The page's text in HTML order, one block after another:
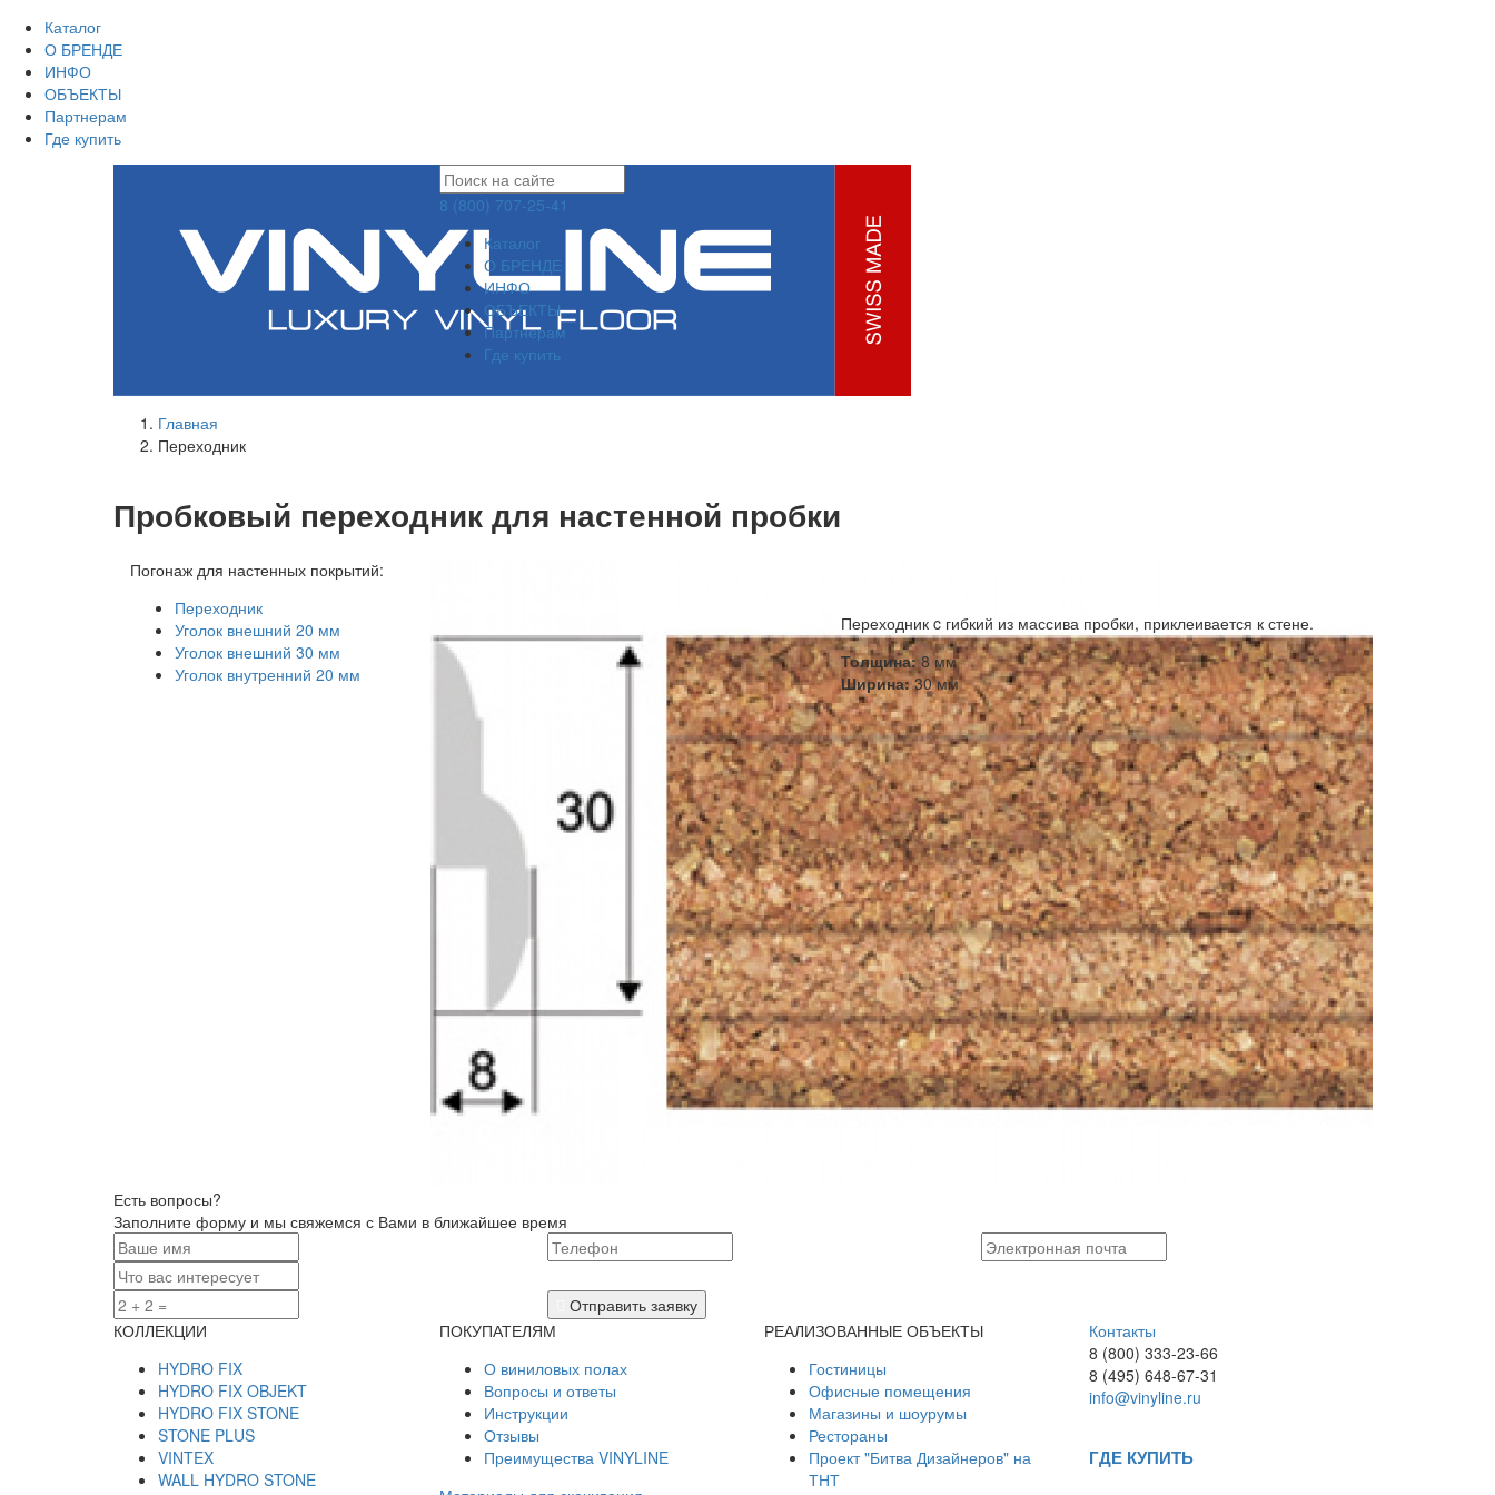
Каталог
О БРЕНДЕ
ИНФО
ОБЪЕКТЫ
Партнерам
Где купить
8 (800) 707-25-41
Каталог
О БРЕНДЕ
ИНФО
ОБЪЕКТЫ
Партнерам
Где купить
Главная
Переходник
Пробковый переходник для настенной пробки
Переходник c гибкий из массива пробки, приклеивается к стене.
Толщина:8 мм
Ширина:30 мм
Погонаж для настенных покрытий:
Переходник
Уголок внешний 20 мм
Уголок внешний 30 мм
Уголок внутренний 20 мм
Есть вопросы?
Заполните форму и мы свяжемся с Вами в ближайшее время
Отправить заявку
КОЛЛЕКЦИИ
HYDRO FIX
HYDRO FIX OBJEKT
HYDRO FIX STONE
STONE PLUS
VINTEX
WALL HYDRO STONE
ПОКУПАТЕЛЯМ
О виниловых полах
Вопросы и ответы
Инструкции
Отзывы
Преимущества VINYLINE
РЕАЛИЗОВАННЫЕ ОБЪЕКТЫ
Гостиницы
Офисные помещения
Магазины и шоурумы
Рестораны
Проект "Битва Дизайнеров" на
ТНТ
Контакты
8 (800) 333-23-66
8 (495) 648-67-31
info@vinyline.ru
ГДЕ КУПИТЬ